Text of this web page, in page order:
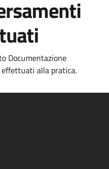
Documentazione
alla pratica.